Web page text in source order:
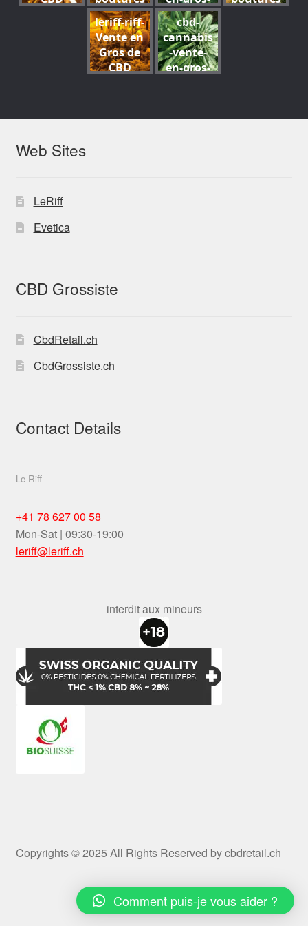
-07
légal-
suisse-25
-de-
cannabis
-cbd-
weed-08
grossiste
s-
professio
nnelle-
distribut
urs-
leriff-riff-
Vente en
Gros de
CBD
cbd-
cannabis
-vente-
en-gros-
Web Sites
LeRiff
Evetica
CBD Grossiste
CbdRetail.ch
CbdGrossiste.ch
Contact Details
Le Riff
+41 78 627 00 58
Mon-Sat | 09:30-19:00
leriff@leriff.ch
interdit aux mineurs
Copyrights © 2025 All Rights Reserved by cbdretail.ch
Comment puis-je vous aider ?